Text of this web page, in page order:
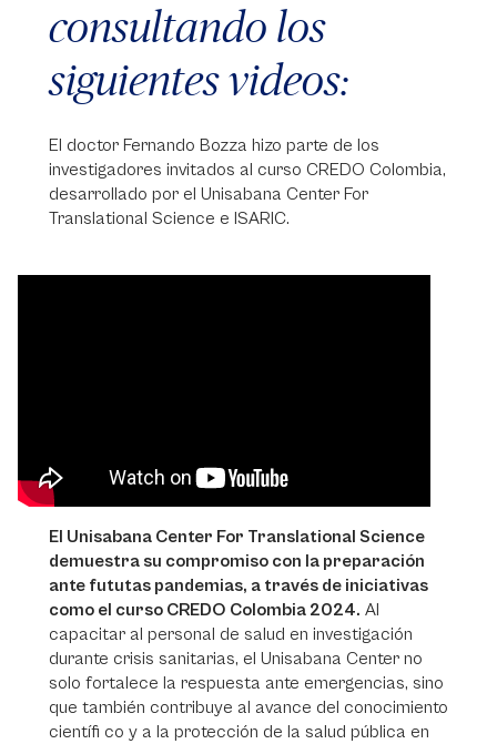
consultando los
siguientes videos:
El doctor Fernando Bozza hizo parte de los
investigadores invitados al curso CREDO Colombia,
desarrollado por el Unisabana Center For
Translational Science e ISARIC.
El Unisabana Center For Translational Science
demuestra su compromiso con la preparación
ante fututas pandemias, a través de iniciativas
como el curso CREDO Colombia 2024. Al
capacitar al personal de salud en investigación
durante crisis sanitarias, el Unisabana Center no
solo fortalece la respuesta ante emergencias, sino
que también contribuye al avance del conocimiento
científi co y a la protección de la salud pública en